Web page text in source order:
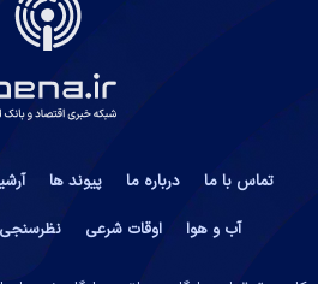
تماس با ما درباره ما پیوند ها
آب و هوا
اوقات شرعی نظرسنجی